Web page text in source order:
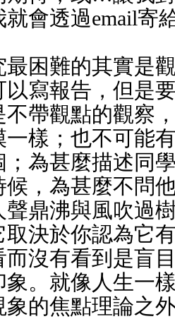
會透過email寄
最困難的其實是
寫報告，但是
不帶觀點的觀察
一樣；也不可能
；為甚麼描述同
候，為甚麼不問
聲鼎沸與風吹過
取決於你認為它
而沒有看到是盲
象。就像人生一
象的焦點理論之